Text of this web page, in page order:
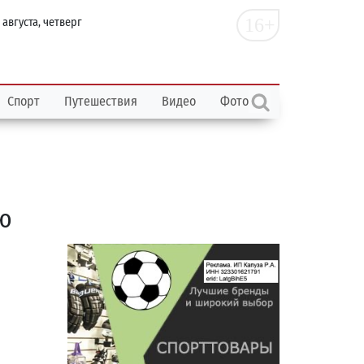
четверг
Спорт Путешествия Видео Фото